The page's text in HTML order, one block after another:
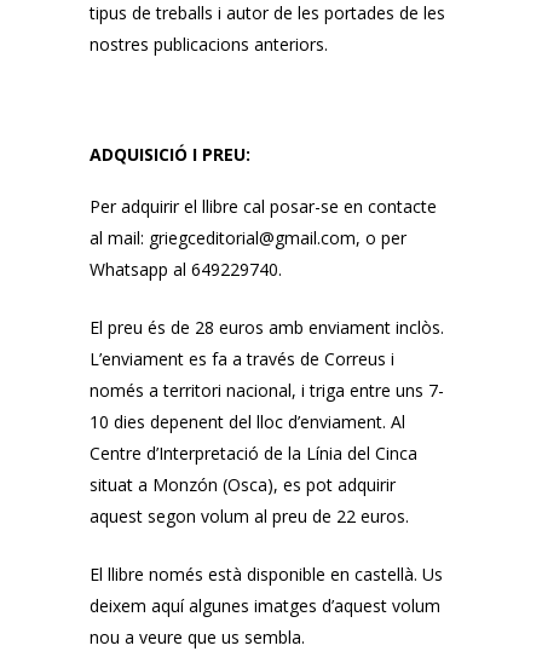
tipus de treballs i autor de les portades de les
nostres publicacions anteriors.
ADQUISICIÓ I PREU:
Per adquirir el llibre cal posar-se en contacte
al mail: griegceditorial@gmail.com, o per
Whatsapp al 649229740.
El preu és de 28 euros amb enviament inclòs.
L’enviament es fa a través de Correus i
només a territori nacional, i triga entre uns 7-
10 dies depenent del lloc d’enviament. Al
Centre d’Interpretació de la Línia del Cinca
situat a Monzón (Osca), es pot adquirir
aquest segon volum al preu de 22 euros.
El llibre només està disponible en castellà. Us
deixem aquí algunes imatges d’aquest volum
nou a veure que us sembla.